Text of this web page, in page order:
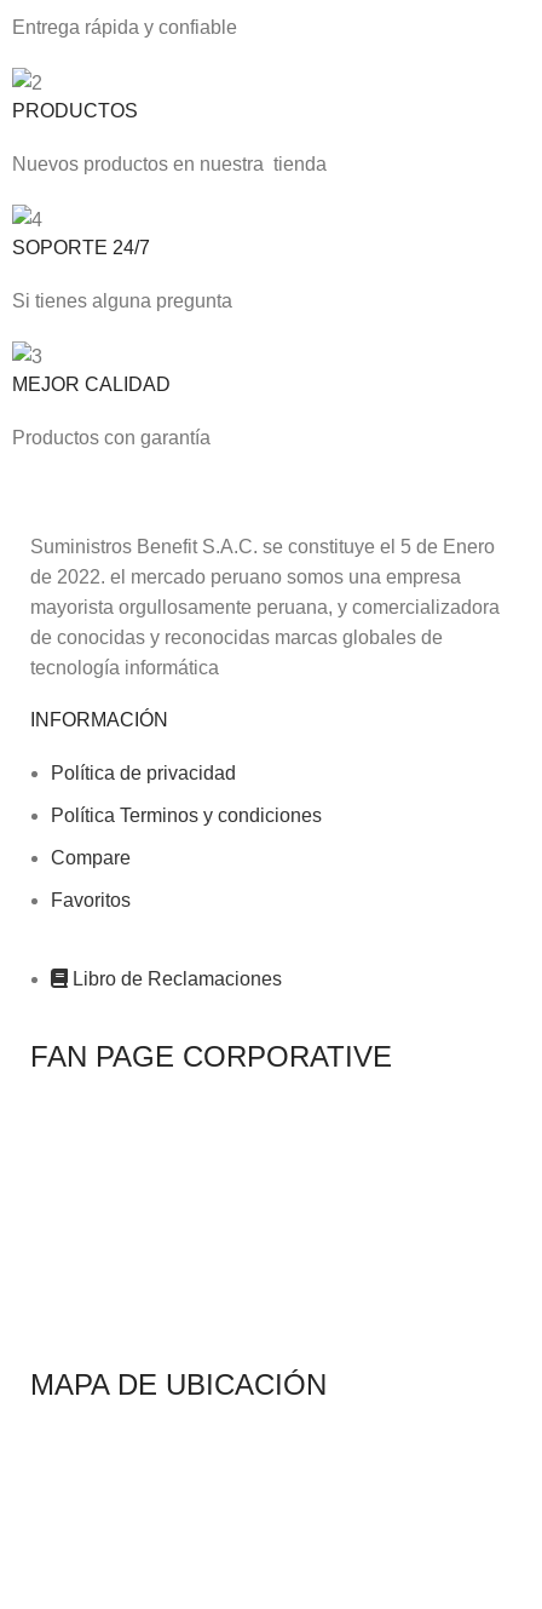
Entrega rápida y confiable
PRODUCTOS
Nuevos productos en nuestra tienda
SOPORTE 24/7
Si tienes alguna pregunta
MEJOR CALIDAD
Productos con garantía
Suministros Benefit S.A.C. se constituye el 5 de Enero
de 2022. el mercado peruano somos una empresa
mayorista orgullosamente peruana, y comercializadora
de conocidas y reconocidas marcas globales de
tecnología informática
INFORMACIÓN
Política de privacidad
Política Terminos y condiciones
Compare
Favoritos
Libro de Reclamaciones
FAN PAGE CORPORATIVE
MAPA DE UBICACIÓN